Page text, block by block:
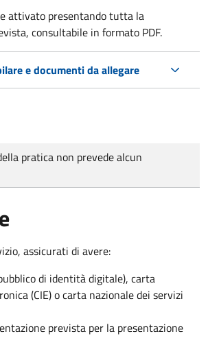
attivato presentando tutta la
consultabile in formato PDF.
e documenti da allegare
pratica non prevede alcun
assicurati di avere:
di identità digitale), carta
(CIE) o carta nazionale dei servizi
prevista per la presentazione